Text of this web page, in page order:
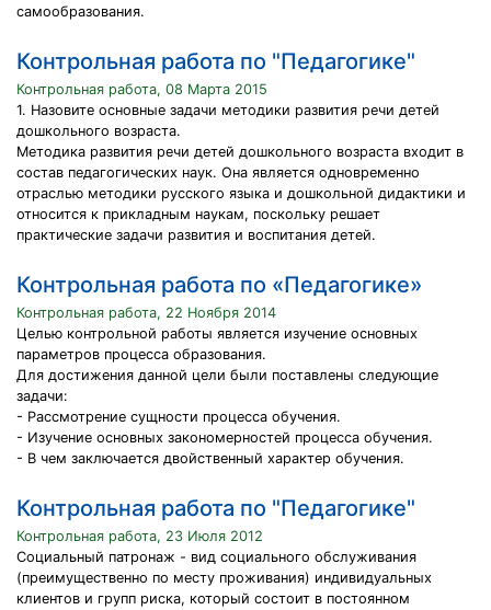
самообразования.
Контрольная работа по "Педагогике"
Контрольная работа, 08 Марта 2015
1. Назовите основные задачи методики развития речи детей
дошкольного возраста.
Методика развития речи детей дошкольного возраста входит в
состав педагогических наук. Она является одновременно
отраслью методики русского языка и дошкольной дидактики и
относится к прикладным наукам, поскольку решает
практические задачи развития и воспитания детей.
Контрольная работа по «Педагогике»
Контрольная работа, 22 Ноября 2014
Целью контрольной работы является изучение основных
параметров процесса образования.
Для достижения данной цели были поставлены следующие
задачи:
- Рассмотрение сущности процесса обучения.
- Изучение основных закономерностей процесса обучения.
- В чем заключается двойственный характер обучения.
Контрольная работа по "Педагогике"
Контрольная работа, 23 Июля 2012
Социальный патронаж - вид социального обслуживания
(преимущественно по месту проживания) индивидуальных
клиентов и групп риска, который состоит в постоянном